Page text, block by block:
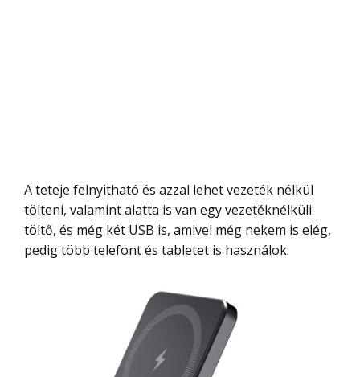
A teteje felnyitható és azzal lehet vezeték nélkül
tölteni, valamint alatta is van egy vezetéknélküli
töltő, és még két USB is, amivel még nekem is elég,
pedig több telefont és tabletet is használok.